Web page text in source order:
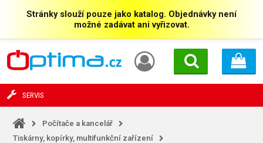
Stránky slouží pouze jako katalog. Objednávky není
možné zadávat ani vyřizovat.
SERVIS
Počítače a kancelář
Tiskárny, kopírky, multifunkční zařízení